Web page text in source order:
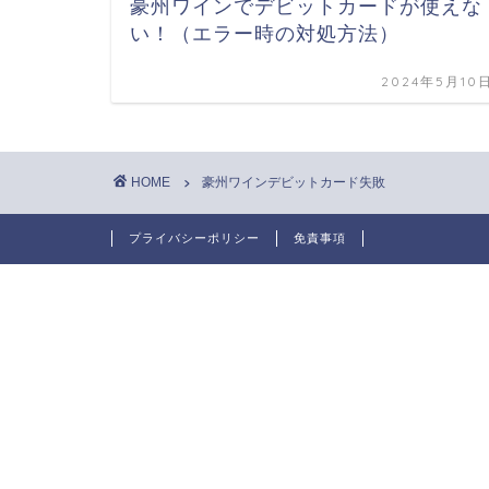
豪州ワインでデビットカードが使えな
い！（エラー時の対処方法）
2024年5月10
HOME 豪州ワインデビットカード失敗
プライバシーポリシー 免責事項